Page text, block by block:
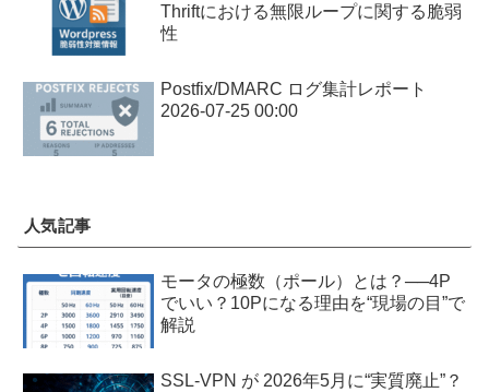
Thriftにおける無限ループに関する脆弱
性
Postfix/DMARC ログ集計レポート
2026-07-25 00:00
人気記事
モータの極数（ポール）とは？──4P
でいい？10Pになる理由を“現場の目”で
解説
SSL-VPN が 2026年5月に“実質廃止”？